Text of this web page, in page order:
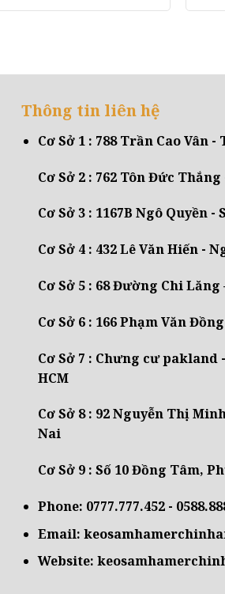
nhiều
thể.
tùy
có
thể
được
chọn
trên
trang
sản
phẩm
Thông tin liên hệ
Cơ Sở 1 : 788 Trần Cao Vân
Cơ Sở 2 : 762 Tôn Đức
Cơ Sở 3 : 1167B Ngô Quyền
Cơ Sở 4 : 432 Lê Văn Hiến -
Cơ Sở 5 : 68 Đường Chi Lăng
Cơ Sở 6 : 166 Phạm Văn
Cơ Sở 7 : Chưng cư pakland
HCM
Cơ Sở 8 : 92 Nguyễn Thị
Nai
Cơ Sở 9 : Số 10 Đồng Tâm,
Phone: 0777.777.452 -
Email:
Website: